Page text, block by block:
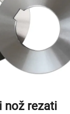
nož rezati